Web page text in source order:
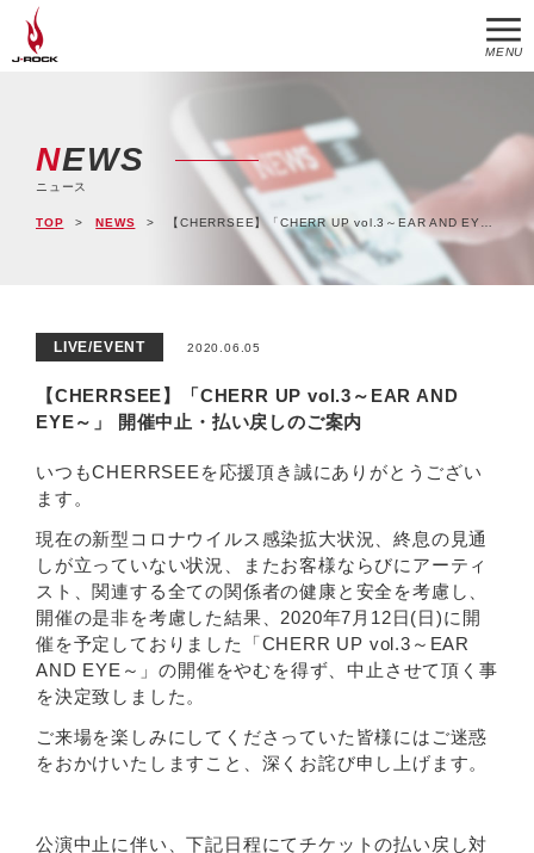
MENU
NEWS
ニュース
TOP NEWS 【CHERRSEE】「CHERR UP vol.3～EAR AND EYE～」 開催中止・払い戻しのご案内
LIVE/EVENT 2020.06.05
【CHERRSEE】「CHERR UP vol.3～EAR AND
EYE～」 開催中止・払い戻しのご案内
いつもCHERRSEEを応援頂き誠にありがとうござい
ます。
現在の新型コロナウイルス感染拡大状況、終息の見通
しが立っていない状況、またお客様ならびにアーティ
スト、関連する全ての関係者の健康と安全を考慮し、
開催の是非を考慮した結果、2020年7月12日(日)に開
催を予定しておりました「CHERR UP vol.3～EAR
AND EYE～」の開催をやむを得ず、中止させて頂く事
を決定致しました。
ご来場を楽しみにしてくださっていた皆様にはご迷惑
をおかけいたしますこと、深くお詫び申し上げます。
公演中止に伴い、下記日程にてチケットの払い戻し対